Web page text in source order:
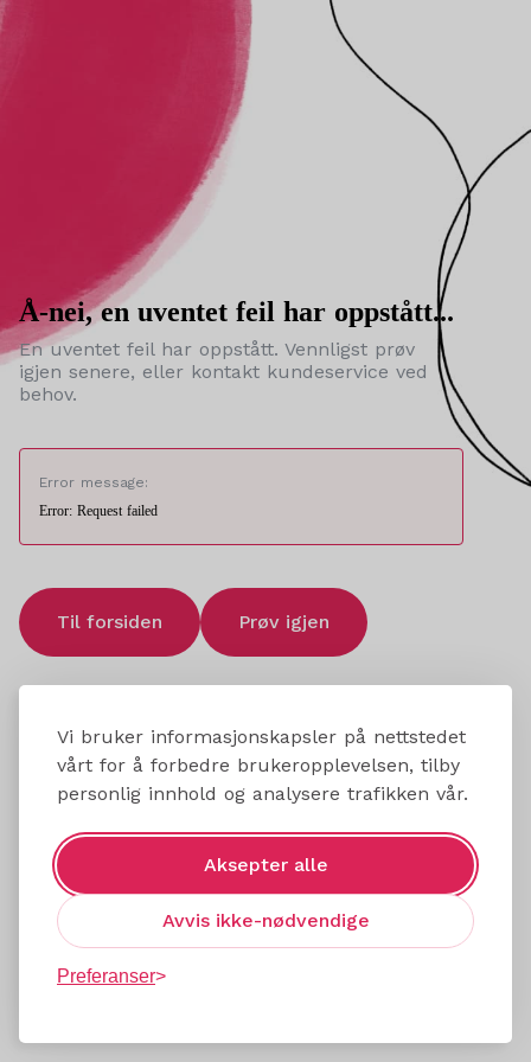
Vi bruker informasjonskapsler på nettstedet
vårt for å forbedre brukeropplevelsen, tilby
personlig innhold og analysere trafikken vår.
Aksepter alle
Avvis ikke-nødvendige
Preferanser
Å-nei, en uventet feil har oppstått...
En uventet feil har oppstått. Vennligst prøv
igjen senere, eller kontakt kundeservice ved
behov.
Error message:
Error: Request failed
Til forsiden Prøv igjen